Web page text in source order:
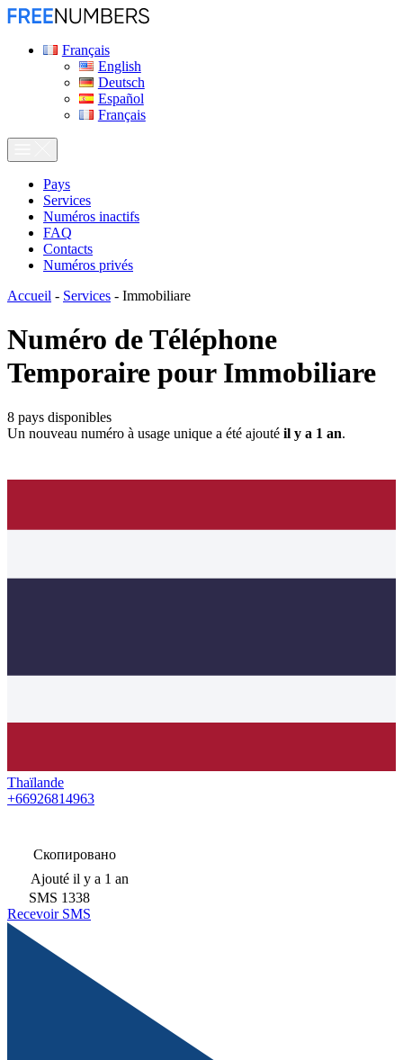
Français
English
Deutsch
Español
Français
Pays
Services
Numéros inactifs
FAQ
Contacts
Numéros privés
Accueil - Services - Immobiliare
Numéro de Téléphone
Temporaire pour Immobiliare
8 pays disponibles
Un nouveau numéro à usage unique a été ajouté il y a 1 an.
Thaïlande
+66926814963
Скопировано
Ajouté il y a 1 an
SMS 1338
Recevoir SMS